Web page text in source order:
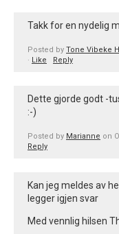
Takk for en nydelig
Posted by Tone Vibeke
· Like Reply
Dette gjorde godt -
:-)
Posted by Marianne on
Reply
Kan jeg meldes av
legger igjen svar
Med vennlig hilsen